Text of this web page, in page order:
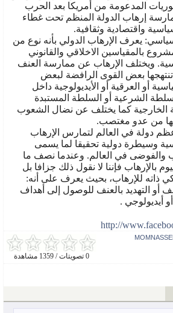
المدعومة من أمريكا بعد الحرب
ممارسة إرهاب الدولة المنظم تحت غطاء
واقتصادية وثقافية.
يعرف الإرهاب الدولي بأنه نوع من
بالمقياسين الاخلاقي والقانوني
ويختلف الإرهاب عن ممارسة العنف
بعض القوى الرافضة لبعض
أو العرقية أو الأيديولوجية داخل
الشرعية أو السلطة المستبدة
الخارجية كما يختلف عن نضال الشعوب
من عدو مغتصب.
دولة في العالم لتمارس الإرهاب
وسيطرة دولية تحقيقا لما يسمى
والفوضى في العالم. وعندما نصف ما
بالإرهاب فإننا لا نقول ذلك جزافا بل
ذاته للإرهاب، بحيث يعرف على أنه:
أو التهديد بالعنف للوصول إلى أهداف
أيديولوجي .
http://
0 تصويتات / 1359 مشاهدة